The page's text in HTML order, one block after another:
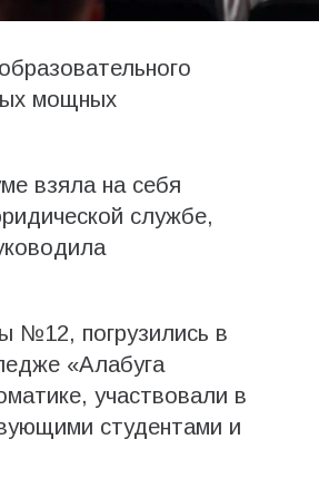
мощных
взяла на себя
службе,
№12, погрузились в
«Алабуга
участвовали в
студентами и